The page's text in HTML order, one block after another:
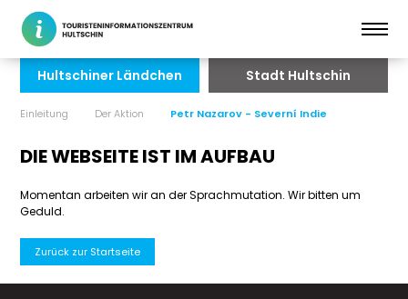
Hultschiner Ländchen Stadt Hultschin
Einleitung Der Aktion Petr Nazarov - Severní Indie
DIE WEBSEITE IST IM AUFBAU
Momentan arbeiten wir an der Sprachmutation. Wir bitten um
Geduld.
Zurück zur Startseite